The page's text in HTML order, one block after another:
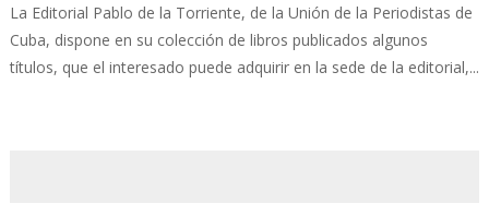
La Editorial Pablo de la Torriente, de la Unión de la Periodistas de
Cuba, dispone en su colección de libros publicados algunos
títulos, que el interesado puede adquirir en la sede de la editorial,...